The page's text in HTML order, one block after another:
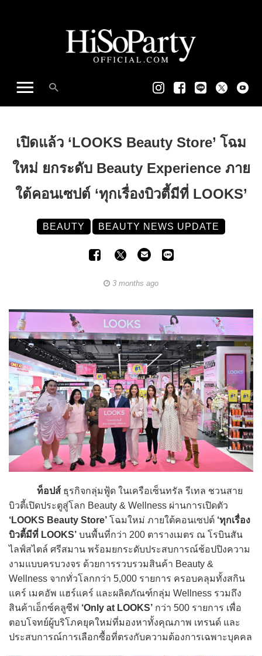
เปิดแล้ว ‘LOOKS Beauty Store’ โฉม
ใหม่ ยกระดับ Beauty Experience ภาย
ใต้คอนเซปต์ ‘ทุกเรื่องบิวตี้มีที่ LOOKS’
BEAUTY BEAUTY NEWS UPDATE
3 months ago
ท็อปส์ ธุรกิจกลุ่มฟู้ด ในเครือเซ็นทรัล รีเทล ชวนสาย
บิวตี้เปิดประตูสู่โลก Beauty & Wellness ผ่านการเปิดตัว
‘LOOKS Beauty Store’ โฉมใหม่ ภายใต้คอนเซปต์ ‘ทุกเรื่อง
บิวตี้มีที่ LOOKS’ บนพื้นที่กว่า 200 ตารางเมตร ณ โรบินสัน
ไลฟ์สไตล์ ศรีสมาน พร้อมยกระดับประสบการณ์ช้อปปิงความ
งามแบบครบวงจร ด้วยการรวบรวมสินค้า Beauty &
Wellness จากทั่วโลกกว่า 5,000 รายการ ครอบคลุมทั้งสกิน
แคร์ เมคอัพ แฮร์แคร์ และผลิตภัณฑ์กลุ่ม Wellness รวมถึง
สินค้าเอ็กซ์คลูซีฟ ‘Only at LOOKS’ กว่า 500 รายการ เพื่อ
ตอบโจทย์ผู้บริโภคยุคใหม่ที่มองหาทั้งคุณภาพ เทรนด์ และ
ประสบการณ์การเลือกซื้อที่ตรงกับความต้องการเฉพาะบุคคล